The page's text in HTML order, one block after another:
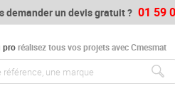
demander un devis gratuit ? 01 59
proréalisez tous vos projets avec Cmesmat